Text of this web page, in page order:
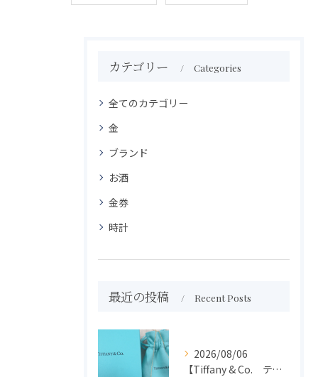
カテゴリー Categories
全てのカテゴリー
金
ブランド
お酒
金券
時計
最近の投稿 Recent Posts
2026/08/06
【Tiffany & Co. ティファニー】買取 大吉盛岡店 アクセサリー買取しました！！